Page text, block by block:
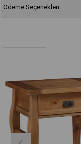
Ödeme Seçenekleri